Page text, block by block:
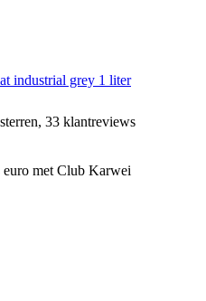
industrial grey 1 liter
33 klantreviews
met Club Karwei